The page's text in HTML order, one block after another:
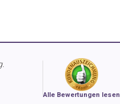
Alle Bewertungen lesen